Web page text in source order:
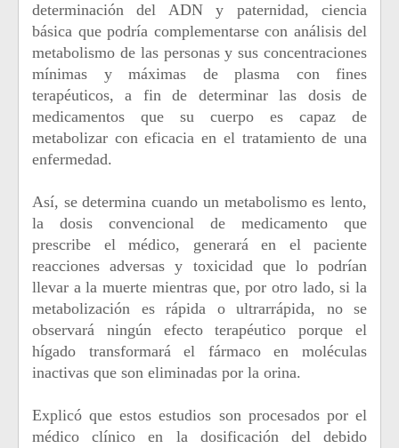
determinación del ADN y paternidad, ciencia
básica que podría complementarse con análisis del
metabolismo de las personas y sus concentraciones
mínimas y máximas de plasma con fines
terapéuticos, a fin de determinar las dosis de
medicamentos que su cuerpo es capaz de
metabolizar con eficacia en el tratamiento de una
enfermedad.
Así, se determina cuando un metabolismo es lento,
la dosis convencional de medicamento que
prescribe el médico, generará en el paciente
reacciones adversas y toxicidad que lo podrían
llevar a la muerte mientras que, por otro lado, si la
metabolización es rápida o ultrarrápida, no se
observará ningún efecto terapéutico porque el
hígado transformará el fármaco en moléculas
inactivas que son eliminadas por la orina.
Explicó que estos estudios son procesados por el
médico clínico en la dosificación del debido